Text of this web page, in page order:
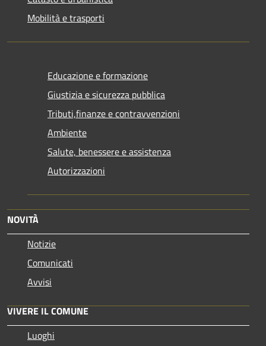
Mobilità e trasporti
Educazione e formazione
Giustizia e sicurezza pubblica
Tributi,finanze e contravvenzioni
Ambiente
Salute, benessere e assistenza
Autorizzazioni
NOVITÀ
Notizie
Comunicati
Avvisi
VIVERE IL COMUNE
Luoghi